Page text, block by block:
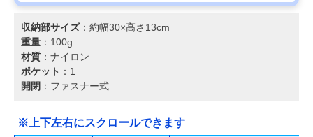
収納部サイズ：約幅30×高さ13cm
重量 ：100g
材質 ：ナイロン
ポケット ：1
開閉 ：ファスナー式
※上下左右にスクロールできます